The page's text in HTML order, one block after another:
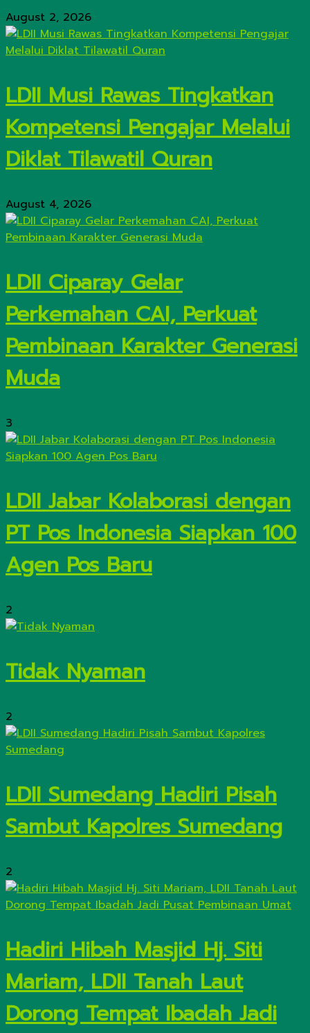
August 2, 2026
LDII Musi Rawas Tingkatkan
Kompetensi Pengajar Melalui
Diklat Tilawatil Quran
August 4, 2026
LDII Ciparay Gelar
Perkemahan CAI, Perkuat
Pembinaan Karakter Generasi
Muda
3
LDII Jabar Kolaborasi dengan
PT Pos Indonesia Siapkan 100
Agen Pos Baru
2
Tidak Nyaman
2
LDII Sumedang Hadiri Pisah
Sambut Kapolres Sumedang
2
Hadiri Hibah Masjid Hj. Siti
Mariam, LDII Tanah Laut
Dorong Tempat Ibadah Jadi